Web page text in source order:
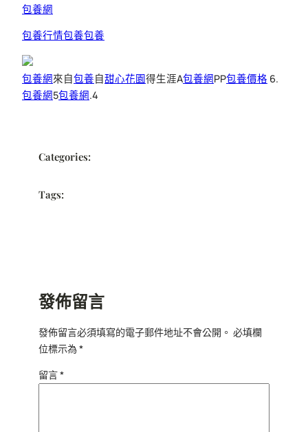
包養網
包養行情包養包養
包養網來自包養自甜心花園得生涯A包養網PP包養價格 6.
包養網5包養網.4
Categories:
Tags:
發佈留言
發佈留言必須填寫的電子郵件地址不會公開。 必填欄
位標示為*
留言*